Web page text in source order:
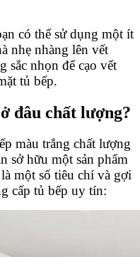
có thể sử dụng một ít
nhẹ nhàng lên vết
sắc nhọn để cạo vết
tủ bếp.
đâu chất lượng?
màu trắng chất lượng
sở hữu một sản phẩm
một số tiêu chí và gợi
cấp tủ bếp uy tín: